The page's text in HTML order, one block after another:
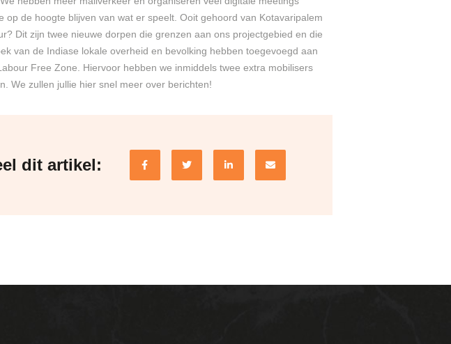
op de hoogte blijven van wat er speelt. Ooit gehoord van Kotavaripalem
Dit zijn twee nieuwe dorpen die grenzen aan ons projectgebied en die
van de Indiase lokale overheid en bevolking hebben toegevoegd aan
Free Zone. Hiervoor hebben we inmiddels twee extra mobilisers
We zullen jullie hier snel meer over berichten!
dit artikel: